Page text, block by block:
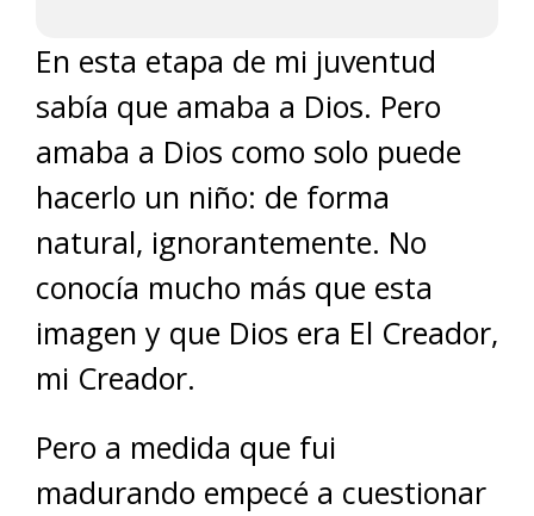
En esta etapa de mi juventud
sabía que amaba a Dios. Pero
amaba a Dios como solo puede
hacerlo un niño: de forma
natural, ignorantemente. No
conocía mucho más que esta
imagen y que Dios era El Creador,
mi Creador.
Pero a medida que fui
madurando empecé a cuestionar